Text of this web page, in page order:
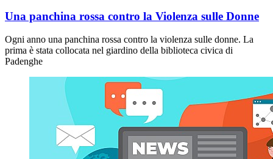
Una panchina rossa contro la Violenza sulle Donne
Ogni anno una panchina rossa contro la violenza sulle donne. La
prima è stata collocata nel giardino della biblioteca civica di
Padenghe